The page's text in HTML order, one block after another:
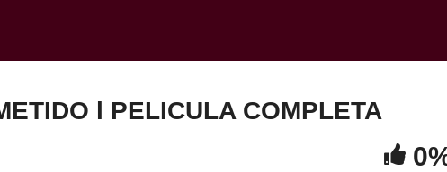
l PELICULA COMPLETA